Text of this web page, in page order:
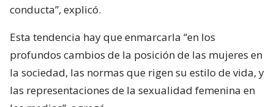
conducta”, explicó.
Esta tendencia hay que enmarcarla “en los
profundos cambios de la posición de las mujeres en
la sociedad, las normas que rigen su estilo de vida, y
las representaciones de la sexualidad femenina en